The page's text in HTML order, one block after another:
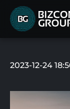
2023-12-24